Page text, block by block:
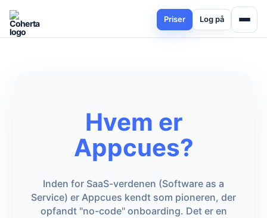
Priser Log på
Hvem er
Appcues?
Inden for SaaS-verdenen (Software as a
Service) er Appcues kendt som pioneren, der
opfandt "no-code" onboarding. Det er en